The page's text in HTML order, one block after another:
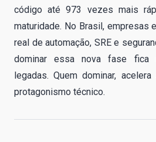
código até 973 vezes mais
maturidade. No Brasil, empresas
real de automação, SRE e
dominar essa nova fase fica
legadas. Quem dominar,
protagonismo técnico.